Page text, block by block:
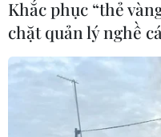
Mỹ trục xuất gần 1,5
cư trái phép trong 12
04/08/2026 22:43
Khắc phục “thẻ
chặt quản lý nghề cá